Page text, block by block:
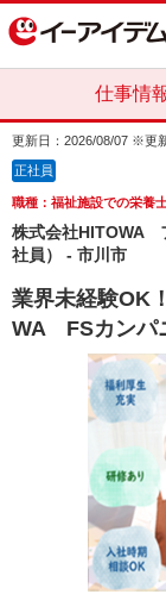
仕事情
更新日：2026/08/07 ※更
正社員
職種：福祉施設での栄養
株式会社HITOWA
社員） - 市川市
業界未経験OK
WA FSカンパ